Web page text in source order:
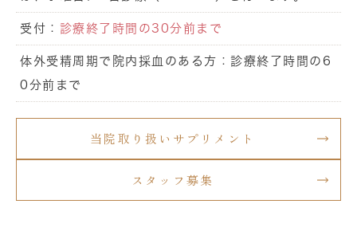
受付： 診療終了時間の30分前まで
体外受精周期で院内採血のある方：診療終了時間の6
0分前まで
当院取り扱いサプリメント
スタッフ募集